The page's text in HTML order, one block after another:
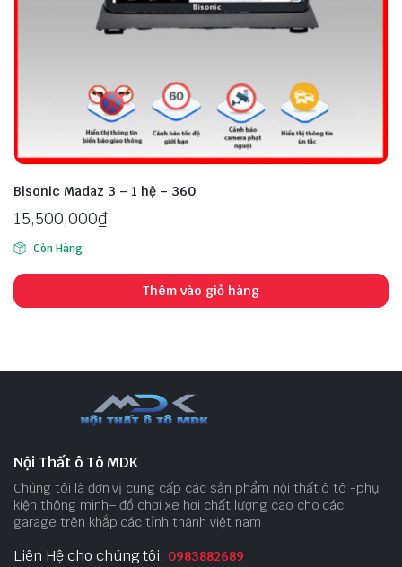
Bisonic Madaz 3 – 1 hệ – 360
15,500,000₫
Còn Hàng
Thêm vào giỏ hàng
Nội Thất ô Tô MDK
Chúng tôi là đơn vị cung cấp các sản phẩm nội thất ô tô -phụ
kiện thông minh– đồ chơi xe hơi chất lượng cao cho các
garage trên khắp các tỉnh thành việt nam
Liên Hệ cho chúng tôi: 0983882689